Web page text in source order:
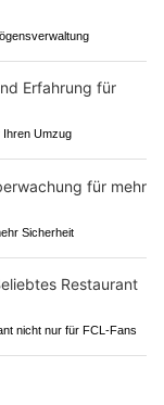
Umzug
Sicherheit
nicht nur für FCL-Fans